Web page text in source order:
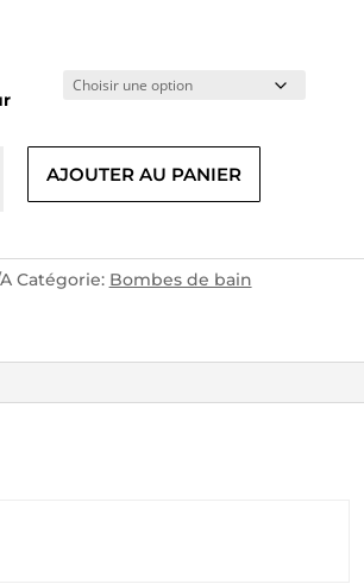
AJOUTER AU PANIER
Catégorie: Bombes de bain